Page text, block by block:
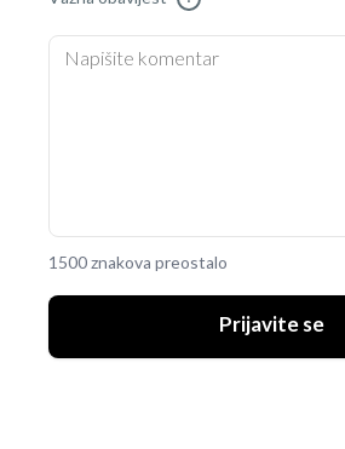
1500 znakova preostalo
Prijavite se